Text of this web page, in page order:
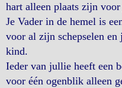
hart alleen plaats zijn
Je Vader in de hemel is
voor al zijn schepselen
kind.
Ieder van jullie heeft een
voor één ogenblik alleen